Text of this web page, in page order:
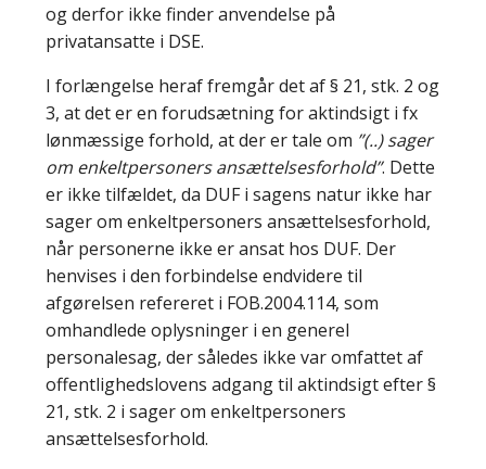
og derfor ikke finder anvendelse på
privatansatte i DSE.
I forlængelse heraf fremgår det af § 21, stk. 2 og
3, at det er en forudsætning for aktindsigt i fx
lønmæssige forhold, at der er tale om ”(..) sager
om enkeltpersoners ansættelsesforhold”. Dette
er ikke tilfældet, da DUF i sagens natur ikke har
sager om enkeltpersoners ansættelsesforhold,
når personerne ikke er ansat hos DUF. Der
henvises i den forbindelse endvidere til
afgørelsen refereret i FOB.2004.114, som
omhandlede oplysninger i en generel
personalesag, der således ikke var omfattet af
offentlighedslovens adgang til aktindsigt efter §
21, stk. 2 i sager om enkeltpersoners
ansættelsesforhold.